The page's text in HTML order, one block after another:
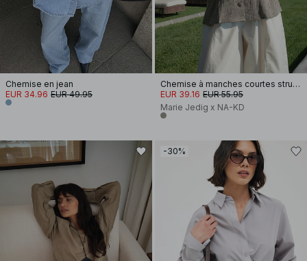
Chemise en jean
EUR 34.96 EUR 49.95
Chemise à manches courtes structurée en mélange de lin
EUR 39.16 EUR 55.95
Marie Jedig x NA-KD
-30%